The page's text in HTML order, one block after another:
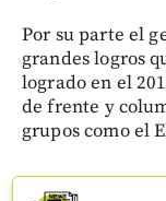
Por su parte el
grandes logros
logrado en el
de frente y
grupos como el